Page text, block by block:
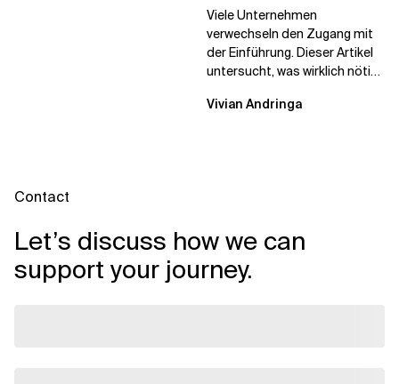
Lizenzen gekauft.
Viele Unternehmen
verwechseln den Zugang mit
der Einführung. Dieser Artikel
untersucht, was wirklich nötig
Wirkung...
Vivian Andringa
Contact
Let’s discuss how we can
support your journey.